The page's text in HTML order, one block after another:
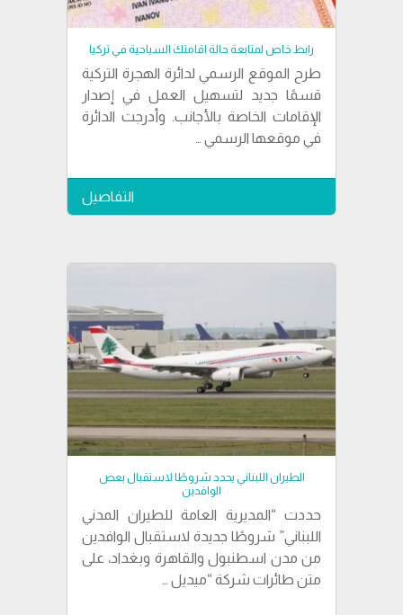
رابط خاص لمتابعة حالة اقامتك السياحية في تركيا
طرح الموقع الرسمي لدائرة الهجرة التركية
قسمًا جديد لتسهيل العمل في إصدار
الإقامات الخاصة بالأجانب. وأدرجت الدائرة
في موقعها الرسمي …
التفاصيل
الطيران اللبناني يحدد شروطًا لاستقبال بعض
الوافدين
حددت “المديرية العامة للطيران المدني
اللبناني” شروطًا جديدة لاستقبال الوافدين
من مدن اسطنبول والقاهرة وبغداد، على
متن طائرات شركة “ميديل …